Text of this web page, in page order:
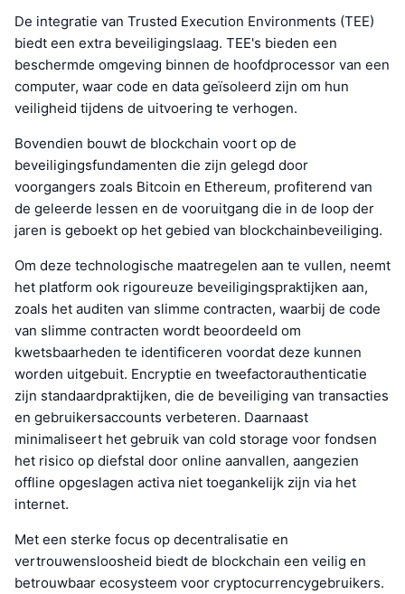
De integratie van Trusted Execution Environments (TEE)
biedt een extra beveiligingslaag. TEE's bieden een
beschermde omgeving binnen de hoofdprocessor van een
computer, waar code en data geïsoleerd zijn om hun
veiligheid tijdens de uitvoering te verhogen.
Bovendien bouwt de blockchain voort op de
beveiligingsfundamenten die zijn gelegd door
voorgangers zoals Bitcoin en Ethereum, profiterend van
de geleerde lessen en de vooruitgang die in de loop der
jaren is geboekt op het gebied van blockchainbeveiliging.
Om deze technologische maatregelen aan te vullen, neemt
het platform ook rigoureuze beveiligingspraktijken aan,
zoals het auditen van slimme contracten, waarbij de code
van slimme contracten wordt beoordeeld om
kwetsbaarheden te identificeren voordat deze kunnen
worden uitgebuit. Encryptie en tweefactorauthenticatie
zijn standaardpraktijken, die de beveiliging van transacties
en gebruikersaccounts verbeteren. Daarnaast
minimaliseert het gebruik van cold storage voor fondsen
het risico op diefstal door online aanvallen, aangezien
offline opgeslagen activa niet toegankelijk zijn via het
internet.
Met een sterke focus op decentralisatie en
vertrouwensloosheid biedt de blockchain een veilig en
betrouwbaar ecosysteem voor cryptocurrencygebruikers.